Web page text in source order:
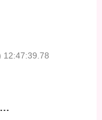
12:47:39.78
…